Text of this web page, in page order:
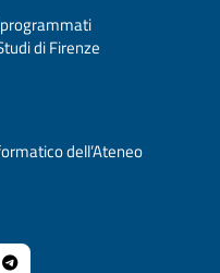
di Firenze
dell’Ateneo